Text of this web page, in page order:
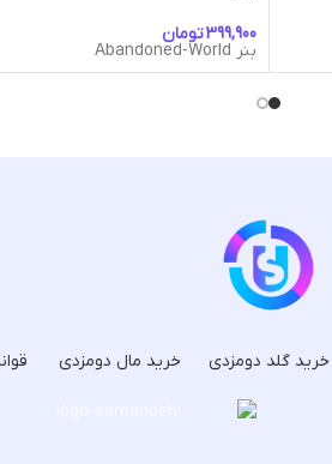
تومان
بنر Abandoned-World
خرید گلد دومزدی خرید مال دومزدی